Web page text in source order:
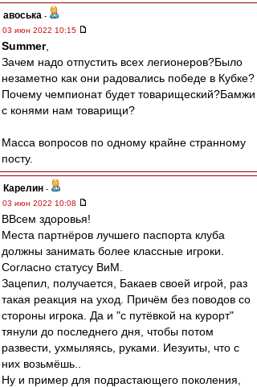
авоська -
03 июн 2022 10:15
Summer,
Зачем надо отпустить всех легионеров?Было
незаметно как они радовались победе в Кубке?
Почему чемпионат будет товарищеский?Бамжи
с конями нам товарищи?
Масса вопросов по одному крайне странному
посту.
Карелин -
03 июн 2022 10:08
ВВсем здоровья!
Места партнёров лучшего паспорта клуба
должны занимать более классные игроки.
Согласно статусу ВиМ.
Зацепил, получается, Бакаев своей игрой, раз
такая реакция на уход. Причём без поводов со
стороны игрока. Да и "с путёвкой на курорт"
тянули до последнего дня, чтобы потом
развести, ухмыляясь, руками. Иезуиты, что с
них возьмёшь..
Ну и пример для подрастающего поколения,